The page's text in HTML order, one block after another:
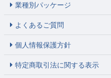
業種別パッケージ
よくあるご質問
個人情報保護方針
特定商取引法に関する表示